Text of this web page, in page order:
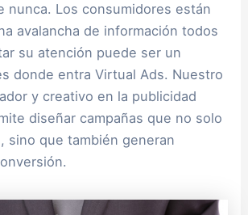
nunca. Los consumidores están
avalancha de información todos
su atención puede ser un
donde entra Virtual Ads. Nuestro
y creativo en la publicidad
diseñar campañas que no solo
sino que también generan